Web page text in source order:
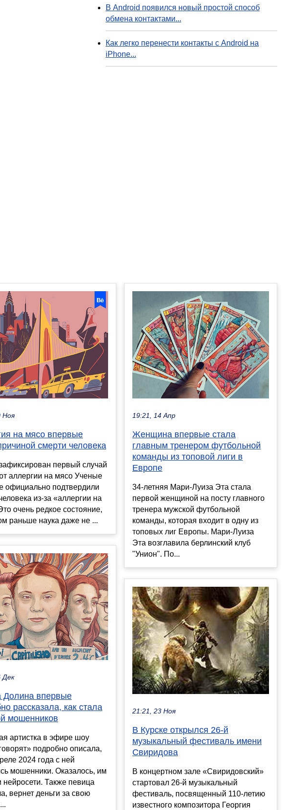
В Android появился новый простой способ
обмена контактами...
Как легко перенести контакты с Android на
iPhone...
Ноя
на мясо впервые
смерти человека
первый случай
аллергии на мясо Ученые
официально подтвердили
из-за «аллергии на
очень редкое состояние,
раньше наука даже не ...
Дек
Долина впервые
рассказала, как стала
мошенников
артистка в эфире шоу
подробно описала,
2024 года с ней
мошенники. Оказалось, им
нейросети. Также певица
вернет деньги за свою
19:21, 14 Апр
Женщина впервые стала
главным тренером футбольной
команды из топовой лиги в
Европе
34-летняя Мари-Луиза Эта стала
первой женщиной на посту главного
тренера мужской футбольной
команды, которая входит в одну из
топовых лиг Европы. Мари-Луиза
Эта возглавила берлинский клуб
"Унион". По...
21:21, 23 Ноя
В Курске открылся 26-й
музыкальный фестиваль имени
Свиридова
В концертном зале «Свиридовский»
стартовал 26-й музыкальный
фестиваль, посвященный 110-летию
известного композитора Георгия